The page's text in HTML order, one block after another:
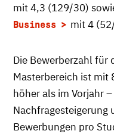
mit 4,3 (129/30)
Business
mit 4
Die Bewerberzahl für
Masterbereich ist mit
höher als im Vorjahr
Nachfragesteigerung
Bewerbungen pro